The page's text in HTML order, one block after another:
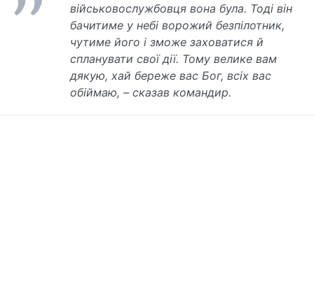
військовослужбовця вона була. Тоді він
бачитиме у небі ворожий безпілотник,
чутиме його і зможе заховатися й
спланувати свої дії. Тому велике вам
дякую, хай береже вас Бог, всіх вас
обіймаю, – сказав командир.